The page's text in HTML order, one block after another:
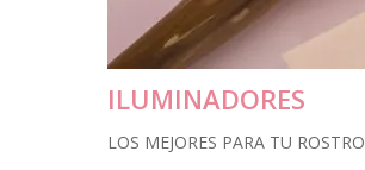
ILUMINADORES
LOS MEJORES PARA TU ROSTRO